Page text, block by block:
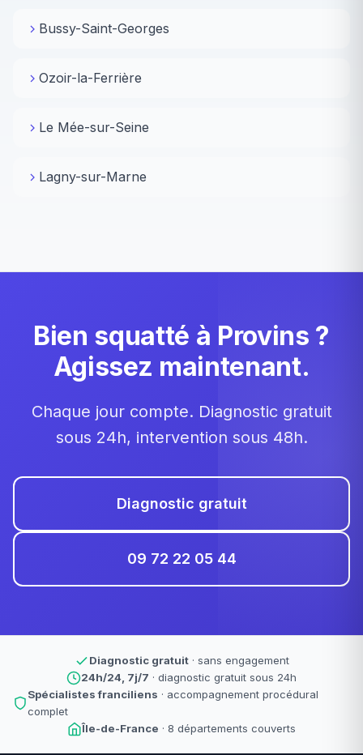
Bussy-Saint-Georges
Ozoir-la-Ferrière
Le Mée-sur-Seine
Lagny-sur-Marne
Bien squatté à Provins ?
Agissez maintenant.
Chaque jour compte. Diagnostic gratuit
sous 24h, intervention sous 48h.
Diagnostic gratuit
09 72 22 05 44
Diagnostic gratuit· sans engagement
24h/24, 7j/7 · diagnostic gratuit sous 24h
Spécialistes franciliens · accompagnement procédural
complet
Île-de-France · 8 départements couverts